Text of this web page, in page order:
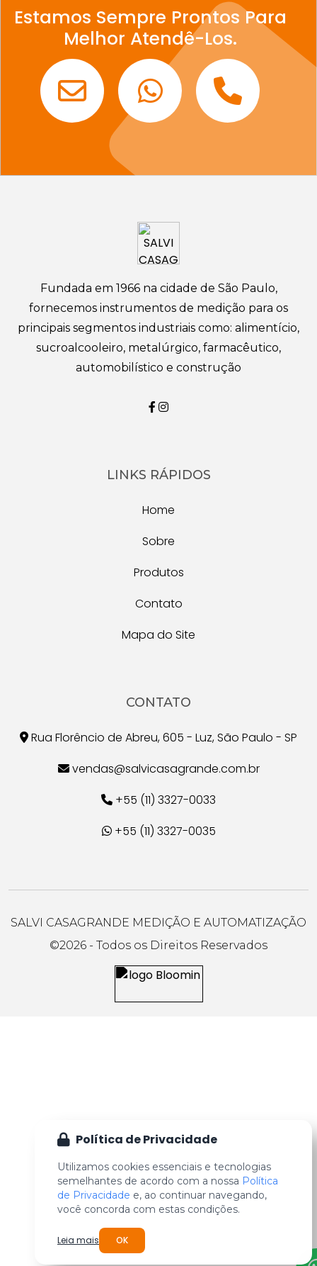
Estamos Sempre Prontos Para
Melhor Atendê-Los.
Fundada em 1966 na cidade de São Paulo,
fornecemos instrumentos de medição para os
principais segmentos industriais como: alimentício,
sucroalcooleiro, metalúrgico, farmacêutico,
automobilístico e construção
LINKS RÁPIDOS
Home
Sobre
Produtos
Contato
Mapa do Site
CONTATO
Rua Florêncio de Abreu, 605 - Luz, São Paulo - SP
vendas@salvicasagrande.com.br
+55 (11) 3327-0033
+55 (11) 3327-0035
SALVI CASAGRANDE MEDIÇÃO E AUTOMATIZAÇÃO
©2026 - Todos os Direitos Reservados
Política de Privacidade
Utilizamos cookies essenciais e tecnologias
semelhantes de acordo com a nossa Política
de Privacidade e, ao continuar navegando,
você concorda com estas condições.
Leia mais OK